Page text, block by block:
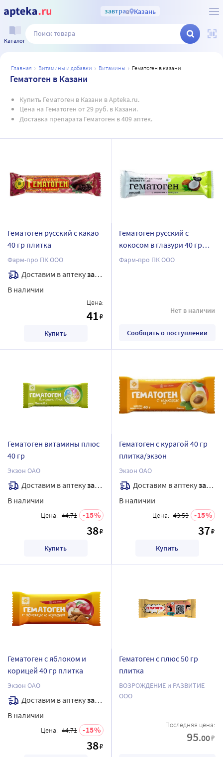
завтрав Казань
Каталог
главная витамины и добавки витамины гематоген в казани
Гематоген в Казани
Купить Гематоген в Казани в Apteka.ru.
Цена на Гематоген от 29 руб. в Казани.
Доставка препарата Гематоген в 409 аптек.
Гематоген русский с какао
40 гр плитка
Фарм-про ПК ООО
Доставим в аптекузавтра
В наличии
Цена:
41₽
Купить
Гематоген русский с
кокосом в глазури 40 гр
плитка
Фарм-про ПК ООО
Нет в наличии
Сообщить о поступлении
Гематоген витамины плюс
40 гр
Экзон ОАО
Доставим в аптекузавтра
В наличии
Цена: 44.71 15
38₽
Купить
Гематоген с курагой 40 гр
плитка/экзон
Экзон ОАО
Доставим в аптекузавтра
В наличии
Цена: 43.53 15
37₽
Купить
Гематоген с яблоком и
корицей 40 гр плитка
Экзон ОАО
Доставим в аптекузавтра
В наличии
Цена: 44.71 15
38₽
Гематоген с плюс 50 гр
плитка
ВОЗРОЖДЕНИЕ и РАЗВИТИЕ
ООО
Последняя цена:
95.00₽